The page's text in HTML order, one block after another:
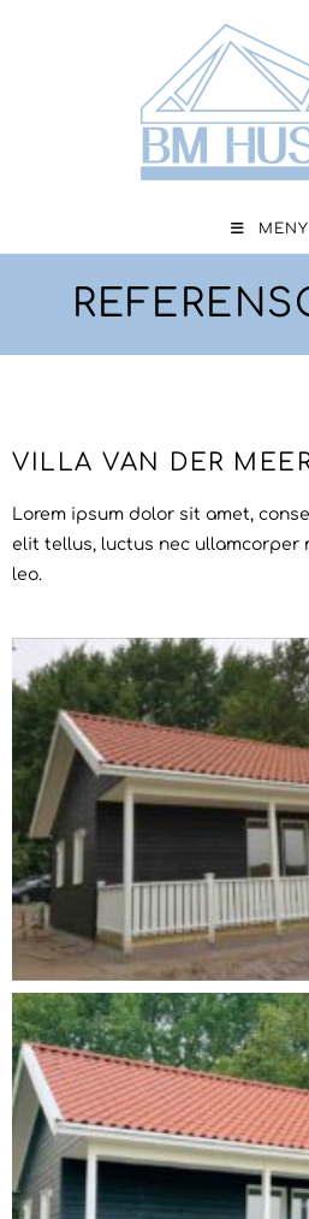
MENY
VILLA VAN DER
Lorem ipsum dolor sit amet,
elit tellus, luctus nec ullamcorper
leo.